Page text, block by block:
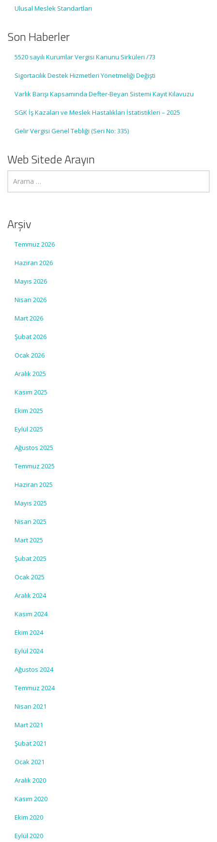
Ulusal Meslek Standartları
Son Haberler
5520 sayılı Kurumlar Vergisi Kanunu Sirküleri /73
Sigortacılık Destek Hizmetleri Yönetmeliği Değişti
Varlık Barışı Kapsamında Defter-Beyan Sistemi Kayıt Kılavuzu
SGK İş Kazaları ve Meslek Hastalıkları İstatistikleri – 2025
Gelir Vergisi Genel Tebliği (Seri No: 335)
Web Sitede Arayın
Arşiv
Temmuz 2026
Haziran 2026
Mayıs 2026
Nisan 2026
Mart 2026
Şubat 2026
Ocak 2026
Aralık 2025
Kasım 2025
Ekim 2025
Eylül 2025
Ağustos 2025
Temmuz 2025
Haziran 2025
Mayıs 2025
Nisan 2025
Mart 2025
Şubat 2025
Ocak 2025
Aralık 2024
Kasım 2024
Ekim 2024
Eylül 2024
Ağustos 2024
Temmuz 2024
Nisan 2021
Mart 2021
Şubat 2021
Ocak 2021
Aralık 2020
Kasım 2020
Ekim 2020
Eylül 2020